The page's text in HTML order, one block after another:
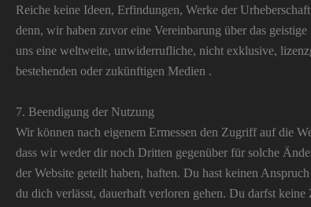
Reiche keine Ideen, Erfindungen, Werke der
denn, wir haben zuvor eine Vereinbarung über das
uns eine weltweite, unwiderrufliche, nicht exklusive,
bestehenden oder zukünftigen Medien .
7. Beendigung der Nutzung
Wir können nach eigenem Ermessen den Zugriff auf die
dass wir weder dir noch Dritten gegenüber für solche
der Website geteilt haben, haften. Du hast keinen
du dich verlässt, dauerhaft verloren gehen. Du darfst